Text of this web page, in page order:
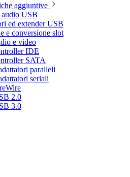
aggiuntive
USB
ed extender USB
e conversione slot
e video
IDE
SATA
paralleli
seriali
2.0
3.0